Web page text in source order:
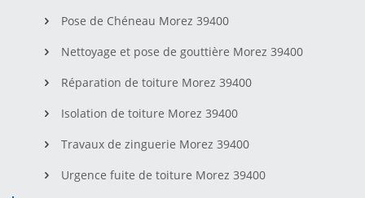
Pose de Chéneau Morez 39400
Nettoyage et pose de gouttière Morez 39400
Réparation de toiture Morez 39400
Isolation de toiture Morez 39400
Travaux de zinguerie Morez 39400
Urgence fuite de toiture Morez 39400